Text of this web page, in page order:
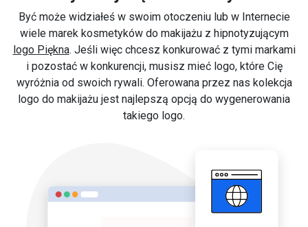
Być może widziałeś w swoim otoczeniu lub w Internecie
wiele marek kosmetyków do makijażu z hipnotyzującym
logo Piękna. Jeśli więc chcesz konkurować z tymi markami
i pozostać w konkurencji, musisz mieć logo, które Cię
wyróżnia od swoich rywali. Oferowana przez nas kolekcja
logo do makijażu jest najlepszą opcją do wygenerowania
takiego logo.